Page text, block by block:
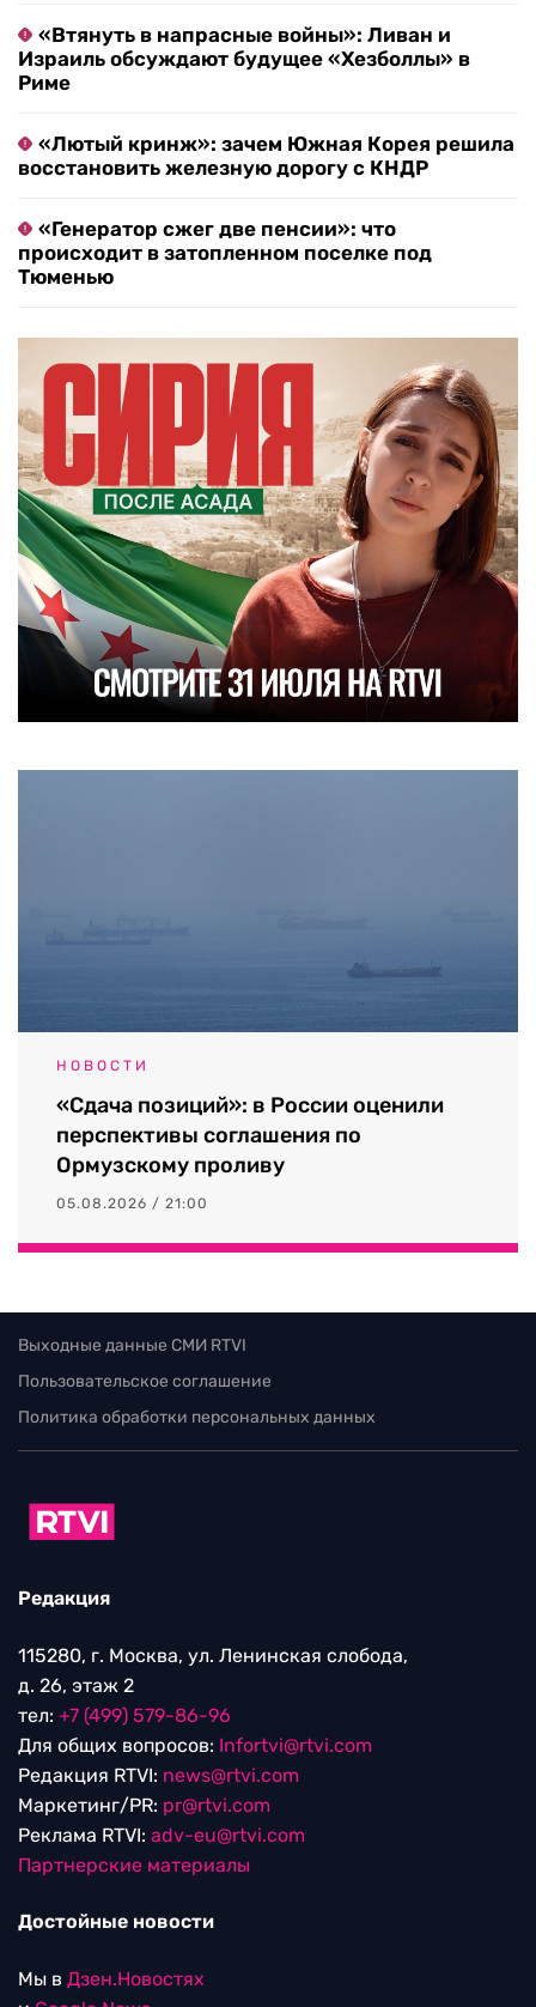
«Втянуть в напрасные войны»: Ливан и
Израиль обсуждают будущее «Хезболлы» в
Риме
«Лютый кринж»: зачем Южная Корея решила
восстановить железную дорогу с КНДР
«Генератор сжег две пенсии»: что
происходит в затопленном поселке под
Тюменью
НОВОСТИ
«Сдача позиций»: в России оценили
перспективы соглашения по
Ормузскому проливу
05.08.2026 / 21:00
Выходные данные СМИ RTVI
Пользовательское соглашение
Политика обработки персональных данных
Редакция
115280, г. Москва, ул. Ленинская слобода,
д. 26, этаж 2
тел: +7 (499) 579-86-96
Для общих вопросов: Infortvi@rtvi.com
Редакция RTVI: news@rtvi.com
Маркетинг/PR: pr@rtvi.com
Реклама RTVI: adv-eu@rtvi.com
Партнерские материалы
Достойные новости
Мы в Дзен.Новостях